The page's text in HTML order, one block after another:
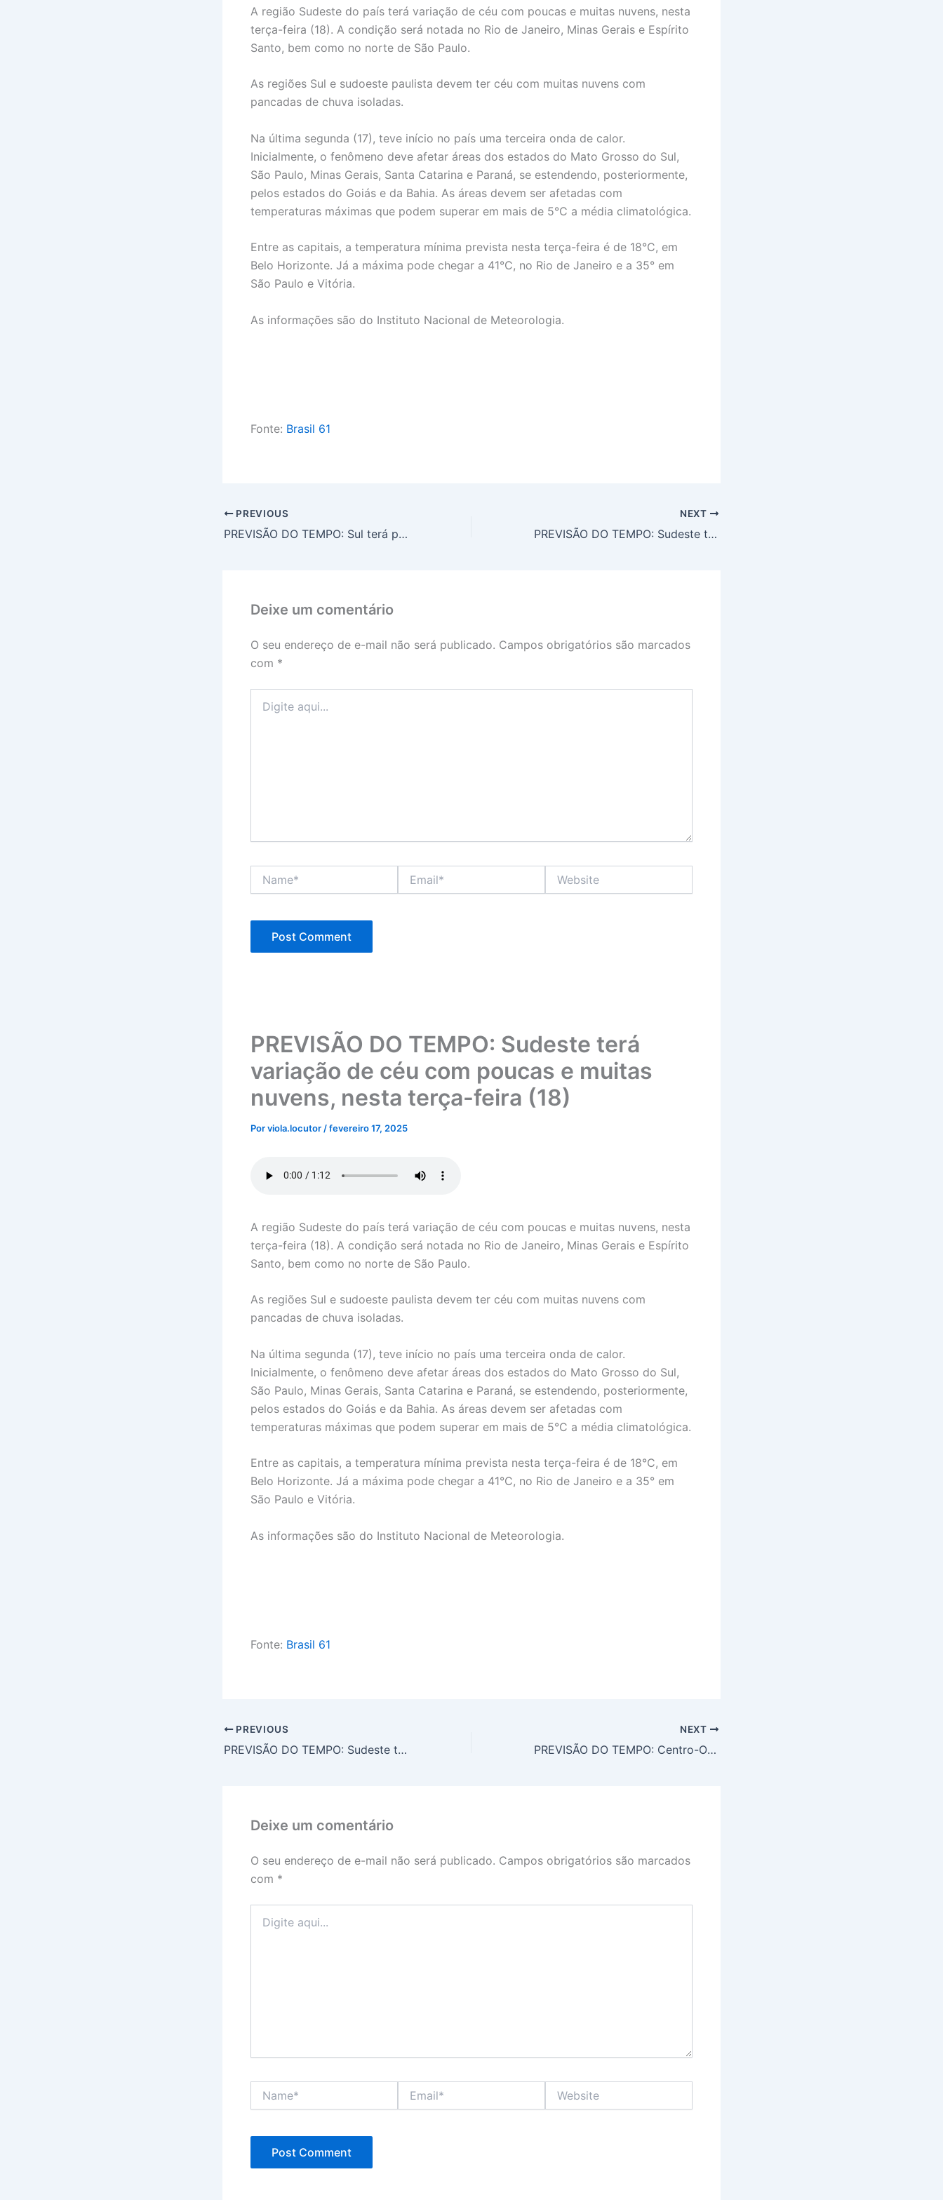
A região Sudeste do país terá variação de céu com poucas e muitas nuvens, nesta
terça-feira (18). A condição será notada no Rio de Janeiro, Minas Gerais e Espírito
Santo, bem como no norte de São Paulo.
As regiões Sul e sudoeste paulista devem ter céu com muitas nuvens com
pancadas de chuva isoladas.
Na última segunda (17), teve início no país uma terceira onda de calor.
Inicialmente, o fenômeno deve afetar áreas dos estados do Mato Grosso do Sul,
São Paulo, Minas Gerais, Santa Catarina e Paraná, se estendendo, posteriormente,
pelos estados do Goiás e da Bahia. As áreas devem ser afetadas com
temperaturas máximas que podem superar em mais de 5°C a média climatológica.
Entre as capitais, a temperatura mínima prevista nesta terça-feira é de 18°C, em
Belo Horizonte. Já a máxima pode chegar a 41°C, no Rio de Janeiro e a 35° em
São Paulo e Vitória.
As informações são do Instituto Nacional de Meteorologia.
Fonte: Brasil 61
PREVIOUS
PREVISÃO DO TEMPO: Sul terá pancadas de chuva e trovoadas isoladas, nesta terça-feira (18)
NEXT
PREVISÃO DO TEMPO: Sudeste terá variação de céu com poucas e muitas nuvens, nesta terça-feira (18)
Deixe um comentário
O seu endereço de e-mail não será publicado. Campos obrigatórios são marcados
com *
aqui...
PREVISÃO DO TEMPO: Sudeste terá
variação de céu com poucas e muitas
nuvens, nesta terça-feira (18)
Porviola.locutor /fevereiro 17, 2025
A região Sudeste do país terá variação de céu com poucas e muitas nuvens, nesta
terça-feira (18). A condição será notada no Rio de Janeiro, Minas Gerais e Espírito
Santo, bem como no norte de São Paulo.
As regiões Sul e sudoeste paulista devem ter céu com muitas nuvens com
pancadas de chuva isoladas.
Na última segunda (17), teve início no país uma terceira onda de calor.
Inicialmente, o fenômeno deve afetar áreas dos estados do Mato Grosso do Sul,
São Paulo, Minas Gerais, Santa Catarina e Paraná, se estendendo, posteriormente,
pelos estados do Goiás e da Bahia. As áreas devem ser afetadas com
temperaturas máximas que podem superar em mais de 5°C a média climatológica.
Entre as capitais, a temperatura mínima prevista nesta terça-feira é de 18°C, em
Belo Horizonte. Já a máxima pode chegar a 41°C, no Rio de Janeiro e a 35° em
São Paulo e Vitória.
As informações são do Instituto Nacional de Meteorologia.
Fonte: Brasil 61
PREVIOUS
PREVISÃO DO TEMPO: Sudeste terá variação de céu com poucas e muitas nuvens, nesta terça-feira (18)
NEXT
PREVISÃO DO TEMPO: Centro-Oeste será chuvoso, nesta terça-feira (18)
Deixe um comentário
O seu endereço de e-mail não será publicado. Campos obrigatórios são marcados
com *
aqui...